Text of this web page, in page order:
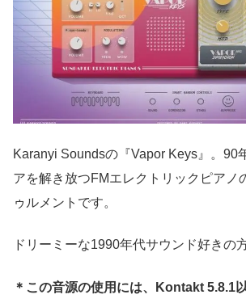
Karanyi Soundsの『Vapor Keys』。90
アを解き放つFMエレクトリックピアノ
ゥルメントです。
ドリーミーな1990年代サウンド好きの
＊この音源の使用には、Kontakt 5.8.1